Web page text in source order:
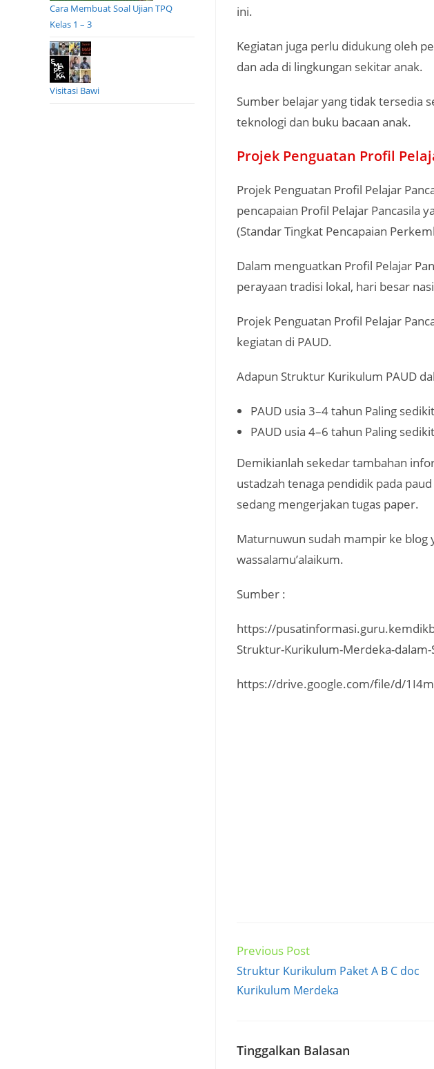
ini.
Kegiatan juga perlu didukung oleh
dan ada di lingkungan sekitar anak.
Sumber belajar yang tidak tersedia
teknologi dan buku bacaan anak.
Projek Penguatan Profil
Projek Penguatan Profil Pelajar
pencapaian Profil Pelajar Pancasila
(Standar Tingkat Pencapaian
Dalam menguatkan Profil Pelajar
perayaan tradisi lokal, hari besar
Projek Penguatan Profil Pelajar
kegiatan di PAUD.
Adapun Struktur Kurikulum PAUD
PAUD usia 3–4 tahun Paling
PAUD usia 4–6 tahun Paling
Demikianlah sekedar tambahan
ustadzah tenaga pendidik pada
sedang mengerjakan tugas paper.
Maturnuwun sudah mampir ke blog
wassalamu’alaikum.
Sumber :
https://
Struktur-Kurikulum-Merdeka-dalam-
https://drive.google.com/file/d/
Read
more
articles
Previous Post
Struktur Kurikulum Paket A B C doc
Kurikulum Merdeka
Tinggalkan Balasan
Cara Membuat Soal Ujian TPQ
Kelas 1 – 3
Visitasi Bawi